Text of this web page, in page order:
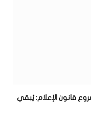
قانون الإعلام: يُبقي